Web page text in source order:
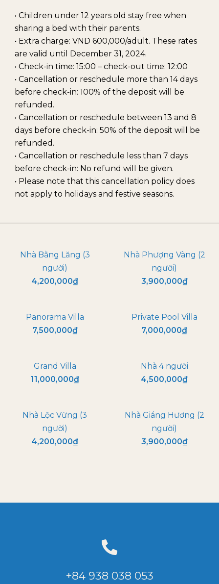
• Children under 12 years old stay free when
sharing a bed with their parents.
• Extra charge: VND 600,000/adult. These rates
are valid until December 31, 2024.
• Check-in time: 15:00 – check-out time: 12:00
• Cancellation or reschedule more than 14 days
before check-in: 100% of the deposit will be
refunded.
• Cancellation or reschedule between 13 and 8
days before check-in: 50% of the deposit will be
refunded.
• Cancellation or reschedule less than 7 days
before check-in: No refund will be given.
• Please note that this cancellation policy does
not apply to holidays and festive seasons.
Nhà Bằng Lăng (3
người)
4,200,000₫
Nhà Phượng Vàng (2
người)
3,900,000₫
Panorama Villa
7,500,000₫
Private Pool Villa
7,000,000₫
Grand Villa
11,000,000₫
Nhà 4 người
4,500,000₫
Nhà Lộc Vừng (3
người)
4,200,000₫
Nhà Giáng Hương (2
người)
3,900,000₫
+84 938 038 053